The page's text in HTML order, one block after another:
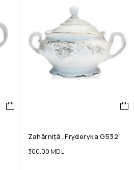
Zahărniță „Fryderyka G532”
300.00 MDL